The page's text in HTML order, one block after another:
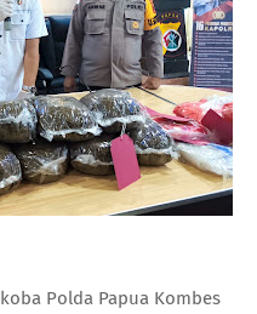
Polda Papua Kombes